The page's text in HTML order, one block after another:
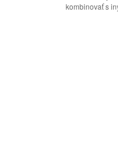
kombinovať s